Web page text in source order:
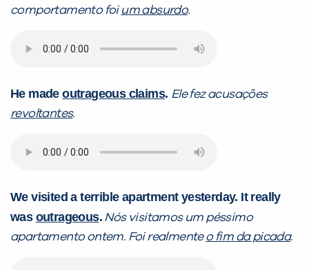
comportamento foi um absurdo.
He madeoutrageous claims. Ele fez acusações
revoltantes.
We visited a terrible apartment yesterday. It really
was outrageous. Nós visitamos um péssimo
apartamento ontem. Foi realmenteo fim da picada.